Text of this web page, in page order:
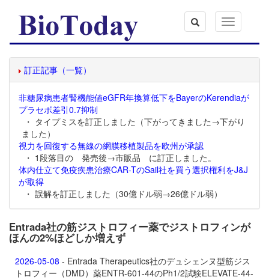
Toggle
navigation
訂正記事（一覧）
非糖尿病患者腎機能値eGFR年換算低下をBayerのKerendiaが
プラセボ差引0.7抑制
・ タイプミスを訂正しました（下がってきました→下がり
ました）
視力を回復する無線の網膜移植製品を欧州が承認
・ 1段落目の 発売後→市販品 に訂正しました。
体内仕立て免疫疾患治療CAR-TのSail社を買う選択権利をJ&J
が取得
・ 誤解を訂正しました（30億ドル弱→26億ドル弱）
Entrada社の筋ジストロフィー薬でジストロフィンが
ほんの2%ほどしか増えず
2026-05-08 - Entrada Therapeutics社のデュシェンヌ型筋ジス
トロフィー（DMD）薬ENTR-601-44のPh1/2試験ELEVATE-44-